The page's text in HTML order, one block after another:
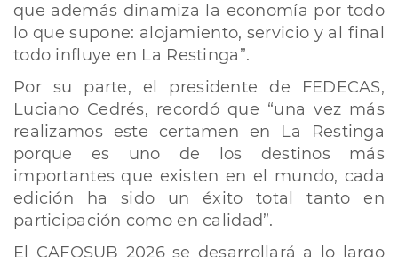
que además dinamiza la economía por todo
lo que supone: alojamiento, servicio y al final
todo influye en La Restinga”.
Por su parte, el presidente de FEDECAS,
Luciano Cedrés, recordó que “una vez más
realizamos este certamen en La Restinga
porque es uno de los destinos más
importantes que existen en el mundo, cada
edición ha sido un éxito total tanto en
participación como en calidad”.
El CAFOSUB 2026 se desarrollará a lo largo